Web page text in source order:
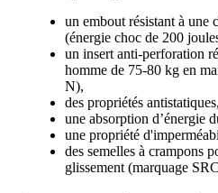
un embout résistant à une
(énergie choc de 200
un insert anti-perforation
homme de 75-80 kg en
N),
des propriétés antistatiques,
une absorption d’énergie
une propriété
des semelles à crampons
glissement (marquage